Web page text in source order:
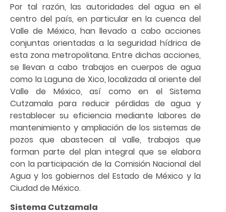
Por tal razón, las autoridades del agua en el
centro del país, en particular en la cuenca del
Valle de México, han llevado a cabo acciones
conjuntas orientadas a la seguridad hídrica de
esta zona metropolitana. Entre dichas acciones,
se llevan a cabo trabajos en cuerpos de agua
como la Laguna de Xico, localizada al oriente del
Valle de México, así como en el Sistema
Cutzamala para reducir pérdidas de agua y
restablecer su eficiencia mediante labores de
mantenimiento y ampliación de los sistemas de
pozos que abastecen al valle, trabajos que
forman parte del plan integral que se elabora
con la participación de la Comisión Nacional del
Agua y los gobiernos del Estado de México y la
Ciudad de México.
Sistema Cutzamala